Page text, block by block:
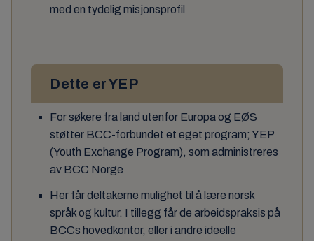
med en tydelig misjonsprofil
Dette er YEP
For søkere fra land utenfor Europa og EØS
støtter BCC-forbundet et eget program; YEP
(Youth Exchange Program), som administreres
av BCC Norge
Her får deltakerne mulighet til å lære norsk
språk og kultur. I tillegg får de arbeidspraksis på
BCCs hovedkontor, eller i andre ideelle